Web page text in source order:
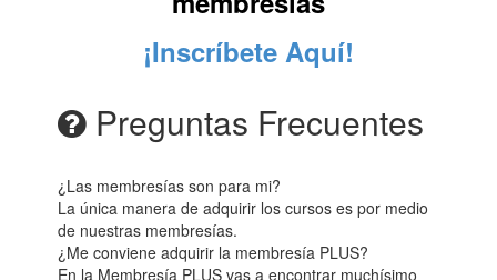
¡Inscríbete Aquí!
Preguntas Frecuentes
¿Las membresías son para mi?
La única manera de adquirir los cursos es por medio
de nuestras membresías.
¿Me conviene adquirir la membresía PLUS?
En la Membresía PLUS vas a encontrar muchísimo